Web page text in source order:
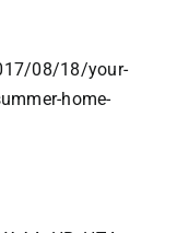
08/18/your-
home-